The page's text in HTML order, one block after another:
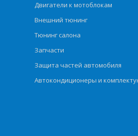
Двигатели к мотоблокам
Внешний тюнинг
Тюнинг салона
Запчасти
Защита частей автомобиля
Автокондиционеры и